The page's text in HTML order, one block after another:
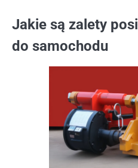
Jakie są zalety
do samochodu